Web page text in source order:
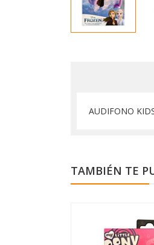
AUDIFONO
TAMBIÉN TE